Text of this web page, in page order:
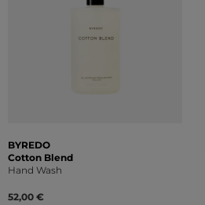
BYREDO
Cotton Blend
Hand Wash
52,00 €